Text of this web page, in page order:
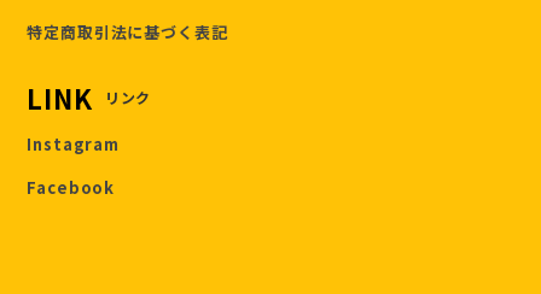
特定商取引法に基づく表記
LINK リンク
Instagram
Facebook